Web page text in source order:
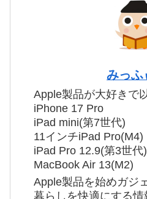
みっふ
Apple製品が大好きで
iPhone 17 Pro
iPad mini(第7世代)
11インチiPad Pro(M4)
iPad Pro 12.9(第3世代)
MacBook Air 13(M2)
Apple製品を始めガジ
暮らしを快適にする